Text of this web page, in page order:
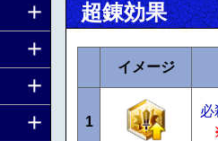
超錬効果
イメージ
1
必